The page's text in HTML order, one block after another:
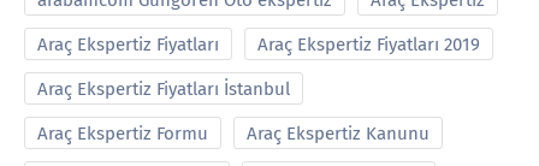
Araç Ekspertiz Fiyatları Araç Ekspertiz Fiyatları 2019
Araç Ekspertiz Fiyatları İstanbul
Araç Ekspertiz Formu Araç Ekspertiz Kanunu